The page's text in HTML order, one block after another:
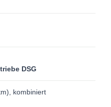
DSG
kombiniert